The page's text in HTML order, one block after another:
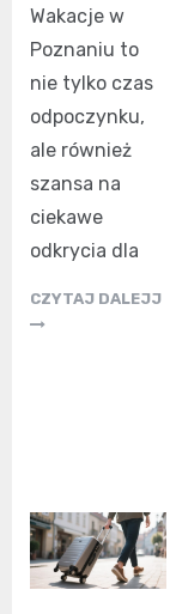
Wakacje w
Poznaniu to
nie tylko czas
odpoczynku,
ale również
szansa na
ciekawe
odkrycia dla
CZYTAJ DALEJJ